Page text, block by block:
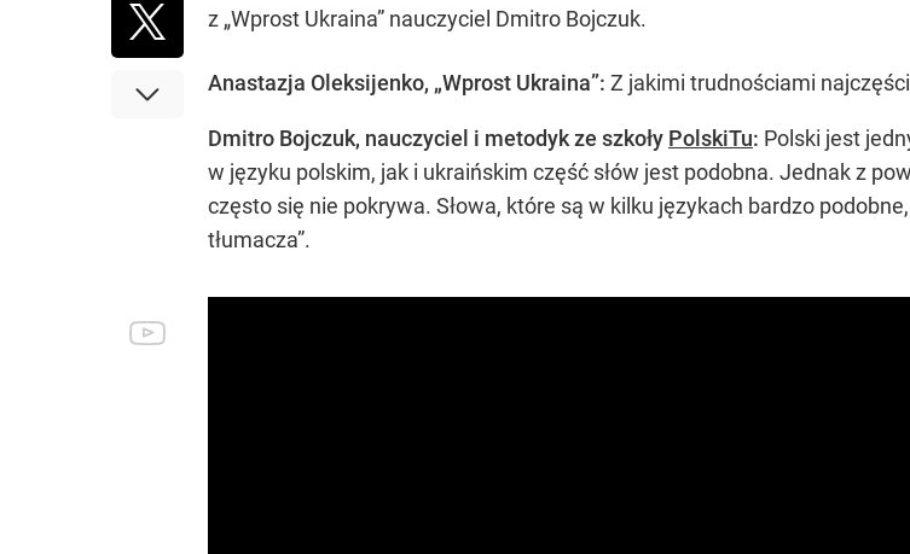
z „Wprost Ukraina” nauczyciel Dmitro Bojczuk.
Anastazja Oleksijenko, „Wprost Ukraina”: Z jakimi trudnościami
Dmitro Bojczuk, nauczyciel i metodyk ze szkoły PolskiTu: Polski jest
w języku polskim, jak i ukraińskim część słów jest podobna. Jednak z
często się nie pokrywa. Słowa, które są w kilku językach bardzo
tłumacza”.